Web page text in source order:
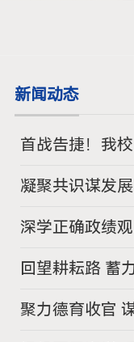
新闻动态
首战告捷！我
凝聚共识谋发
深学正确政绩
回望耕耘路 蓄
聚力德育收官